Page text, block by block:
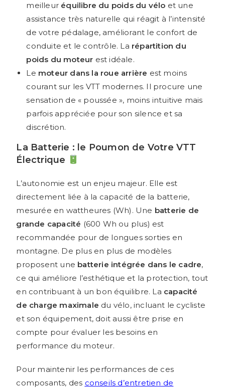
meilleur équilibre du poids du vélo et une
assistance très naturelle qui réagit à l’intensité
de votre pédalage, améliorant le confort de
conduite et le contrôle. La répartition du
poids du moteur est idéale.
Le moteur dans la roue arrière est moins
courant sur les VTT modernes. Il procure une
sensation de « poussée », moins intuitive mais
parfois appréciée pour son silence et sa
discrétion.
La Batterie : le Poumon de Votre VTT
Électrique
L’autonomie est un enjeu majeur. Elle est
directement liée à la capacité de la batterie,
mesurée en wattheures (Wh). Une batterie de
grande capacité (600 Wh ou plus) est
recommandée pour de longues sorties en
montagne. De plus en plus de modèles
proposent une batterie intégrée dans le cadre,
ce qui améliore l’esthétique et la protection, tout
en contribuant à un bon équilibre. La capacité
de charge maximale du vélo, incluant le cycliste
et son équipement, doit aussi être prise en
compte pour évaluer les besoins en
performance du moteur.
Pour maintenir les performances de ces
composants, des conseils d’entretien de